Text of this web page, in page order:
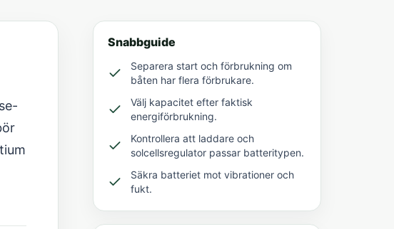
Snabbguide
Separera start och förbrukning om
båten har flera förbrukare.
Välj kapacitet efter faktisk
energiförbrukning.
Kontrollera att laddare och
solcellsregulator passar batteritypen.
Säkra batteriet mot vibrationer och
fukt.